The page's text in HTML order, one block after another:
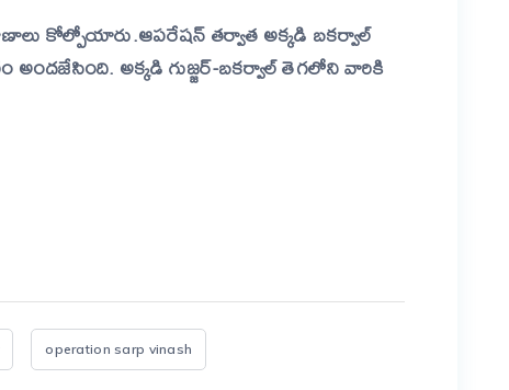
కోల్పోయారు.ఆపరేషన్‌ తర్వాత అక్కడి బకర్వాల్‌
అందజేసింది. అక్కడి గుజ్జర్‌-బకర్వాల్‌ తెగలోని వారికి
operation sarp vinash